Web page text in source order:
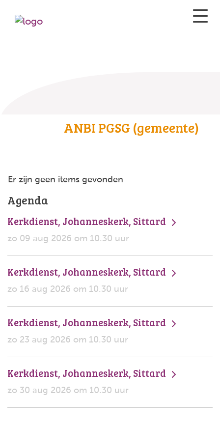
ANBI PGSG (gemeente)
Er zijn geen items gevonden
Agenda
Kerkdienst, Johanneskerk, Sittard
zo 09 aug 2026 om 10.30 uur
Kerkdienst, Johanneskerk, Sittard
zo 16 aug 2026 om 10.30 uur
Kerkdienst, Johanneskerk, Sittard
zo 23 aug 2026 om 10.30 uur
Kerkdienst, Johanneskerk, Sittard
zo 30 aug 2026 om 10.30 uur